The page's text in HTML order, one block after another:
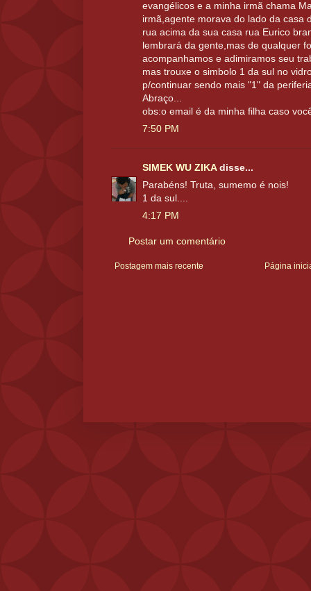
evangélicos e a minha irmã chama
irmã,agente morava do lado da casa
rua acima da sua casa rua Eurico
lembrará da gente,mas de qualquer
acompanhamos e adimiramos seu
mas trouxe o simbolo 1 da sul no
p/continuar sendo mais "1" da
Abraço...
obs:o email é da minha filha caso
7:50 PM
SIMEK WU ZIKAdisse...
Parabéns! Truta, sumemo é nois!
1 da sul....
4:17 PM
Postar um comentário
Postagem mais recente Página